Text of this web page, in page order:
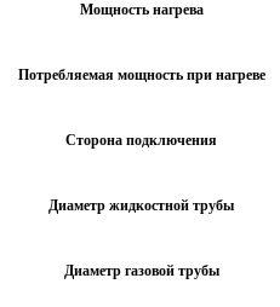
Мощность нагрева
Потребляемая мощность при нагреве
Сторона подключения
Диаметр жидкостной трубы
Диаметр газовой трубы